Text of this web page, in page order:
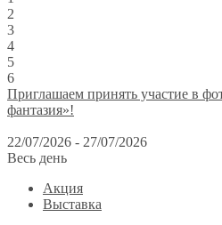
2
3
4
5
6
Приглашаем принять участие в
фантазия»!
22/07/2026 - 27/07/2026
Весь день
Акция
Выставка